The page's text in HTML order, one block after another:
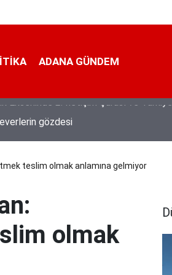
ADANA GÜNDEM
gözdesi
teslim olmak anlamına gelmiyor
olmak